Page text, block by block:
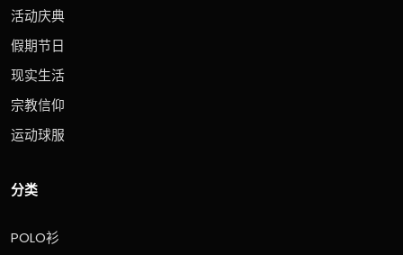
活动庆典
假期节日
现实生活
宗教信仰
运动球服
分类
POLO衫